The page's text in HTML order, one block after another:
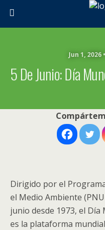
Jun 1,
5 De Junio: Día
Dirigido por el
el Medio Ambiente
junio desde 1973, el
es la plataforma